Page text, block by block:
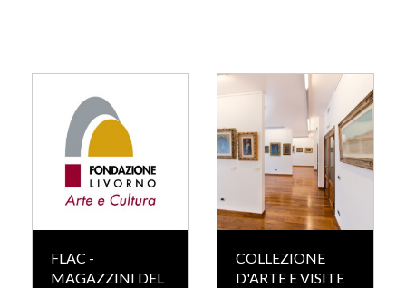
FLAC -
MAGAZZINI DEL
COLLEZIONE
D'ARTE E VISITE